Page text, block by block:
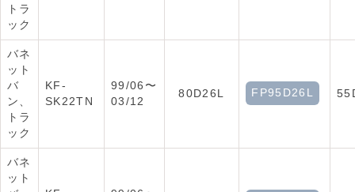
トラ
ック
バネ
ット
バ
ン、
トラ
ック
KF-
SK22TN
99/06〜
03/12
80D26L FP95D26L
バネ
ット